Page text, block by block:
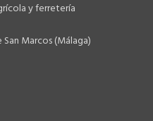
y ferretería
San Marcos (Málaga)